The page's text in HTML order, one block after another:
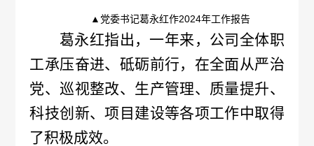
接
检
查
▲党委书记葛永红作2024年工作报告
葛永红指出，一年来，公司全体职
工承压奋进、砥砺前行，在全面从严治
党、巡视整改、生产管理、质量提升、
科技创新、项目建设等各项工作中取得
了积极成效。